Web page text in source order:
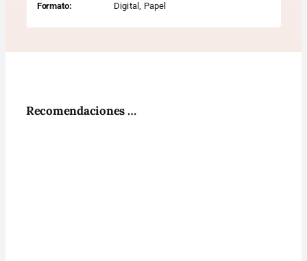
Formato: Digital, Papel
Recomendaciones …